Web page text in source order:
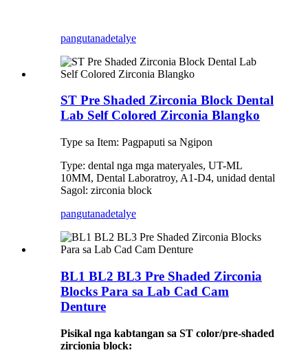
pangutanadetalye
ST Pre Shaded Zirconia Block Dental
Lab Self Colored Zirconia Blangko
Type sa Item: Pagpaputi sa Ngipon
Type: dental nga mga materyales, UT-ML
10MM, Dental Laboratroy, A1-D4, unidad dental
Sagol: zirconia block
pangutanadetalye
BL1 BL2 BL3 Pre Shaded Zirconia
Blocks Para sa Lab Cad Cam
Denture
Pisikal nga kabtangan sa ST color/pre-shaded
zircionia block: